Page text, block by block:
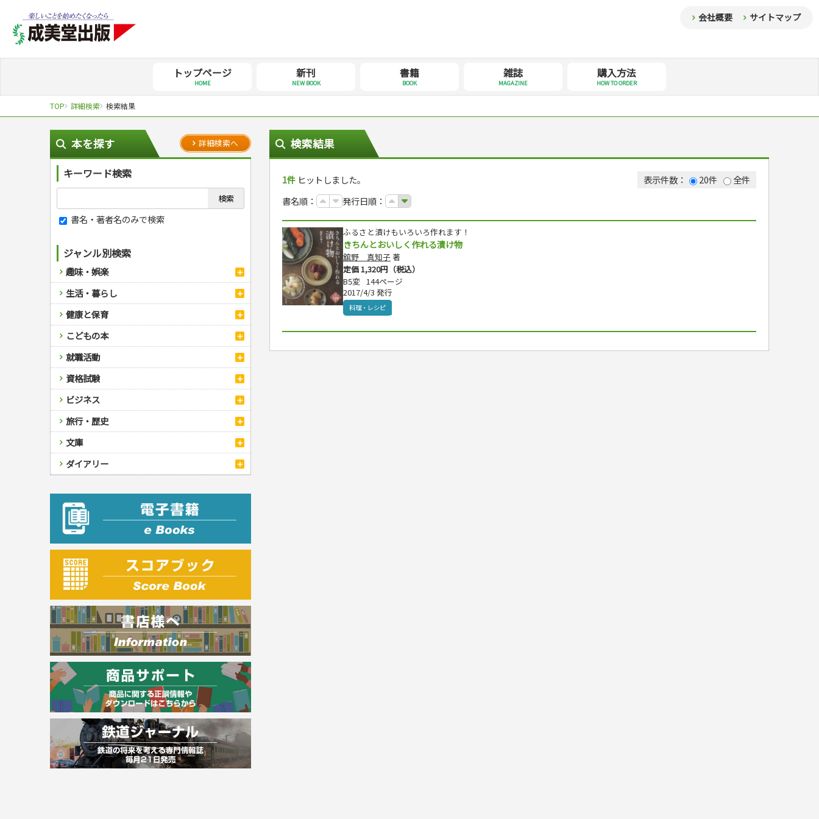
会社概要 サイトマップ
トップページ
HOME
新刊
NEW BOOK
書籍
BOOK
雑誌
MAGAZINE
購入方法
HOW TO ORDER
TOP 詳細検索 検索結果
本を探す 詳細検索へ
キーワード検索
書名・著者名のみで検索
ジャンル別検索
趣味・娯楽
スポーツ
スポーツルール
野球
ゴルフ
トレーニング
ジュニアスポーツ
その他スポーツ
自然・アウトドア・ペット
アウトドア
犬・猫
ペット・飼育
園芸・野菜づくり
雑学
娯楽・ゲーム・占い
ナンプレ
囲碁・将棋・麻雀
ゲーム・マジック
家相・風水・占い
カルチャー・芸術・趣味
鉄道・車・自転車
音楽・楽器
趣味・鑑賞・カメラ
絵画・デッサン
俳句・詩・ことば
辞典・語学
辞典
語学・旅行会話
運転免許
原付・二輪
普通免許
その他免許
生活・暮らし
料理
料理・レシピ
おもてなし・ごちそう料理
各国料理
お弁当
健康メニュー・ダイエット
調理器具クッキング
お菓子・ケーキ・パン
飲み物・お酒
手芸・クラフト
編み物
ソーイング
クラフト
住まい・インテリア・暮らし
インテリア・ハウジング
収納・掃除・暮らし
美容・ファッション
ダイエット・エクササイズ
メイク・ネイル・ヘア
着物・着つけ
冠婚葬祭・手紙・ペン字
冠婚葬祭・スピーチ・マナー
手紙・ペン字
妊娠・出産・育児
妊娠・出産・育児
離乳食・幼児食・こどもレシピ
健康と保育
家庭医学・健康
ツボ・マッサージ
家庭医学・病気
健康知識
栄養事典
生活習慣病
看護・介護
看護一般
介護一般
保育・教育
パネルシアター
指導マニュアル
こどもの本
児童一般
おりがみ・あやとり
なぞなぞ・ゲーム
占い・心理ゲーム
のりもの・ずかん
読み物・絵本
音と光のでる絵本
学参・ドリル
夏休みドリル
総復習ドリル
学習・地図
自由研究・読書感想文
えんぴつちょう
就職活動
就職活動
就職試験
公務員試験
資格試験
検定試験・資格試験
英語検定・TOEIC
漢字検定・数学検定
簿記検定
ケアマネジャー
介護・社会福祉士
司法書士・社労士
行政書士・宅建
FP
衛生管理・運行管理
建築・土木
電気・危険物
調理師
スキル・キャリアアップ
危険物取扱者
消防設備士
登録販売者
その他資格試験
ビジネス
経営・経済・法律
マネー・株・資産
簿記・経理・税金・保険
その他ビジネス
自己啓発
ビジネス読み物
旅行・歴史
国内・海外旅行
国外旅行
国内旅行
散歩・グルメ
地理・歴史
地理・地図
歴史
文庫
文庫
成美文庫
ダイアリー
プラチナダイアリー プレステージ
検索結果
1件 ヒットしました。 表示件数： 20件
全件
書名順：
発行日順：
ふるさと漬けもいろいろ作れます！
きちんとおいしく作れる漬け物
舘野 真知子 著
定価 1,320円（税込）
B5変 144ページ
2017/4/3 発行
料理・レシピ